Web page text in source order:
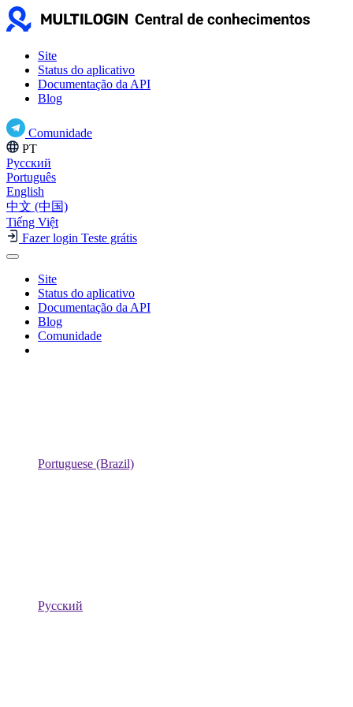
Site
Status do aplicativo
Documentação da API
Blog
Comunidade
PT
Русский
Português
English
中文 (中国)
Tiếng Việt
Fazer login Teste grátis
Site
Status do aplicativo
Documentação da API
Blog
Comunidade
Portuguese (Brazil)
Русский